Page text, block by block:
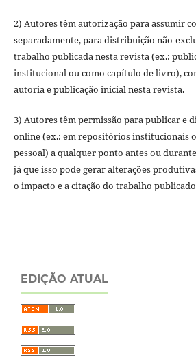
2) Autores têm autorização para assumir
separadamente, para distribuição não-
trabalho publicada nesta revista (ex.:
institucional ou como capítulo de livro),
autoria e publicação inicial nesta revista.
3) Autores têm permissão para publicar e
online (ex.: em repositórios institucionais
pessoal) a qualquer ponto antes ou
já que isso pode gerar alterações
o impacto e a citação do trabalho
EDIÇÃO ATUAL